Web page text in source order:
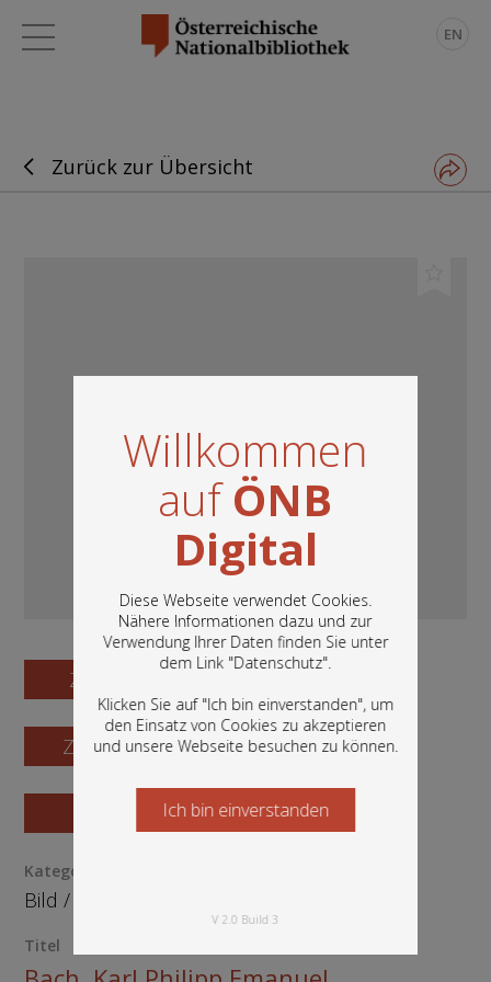
Willkommen
aufÖNB
Digital
Diese Webseite verwendet Cookies.
Nähere Informationen dazu und zur
Verwendung Ihrer Daten finden Sie unter
dem Link "Datenschutz".
Klicken Sie auf "Ich bin einverstanden", um
den Einsatz von Cookies zu akzeptieren
und unsere Webseite besuchen zu können.
In diesem Portal finden Sie die digitalen
Bestände der Österreichischen
Nationalbibliothek: Bücher, Fotografien,
Grafiken und vieles mehr.
Ich bin einverstanden
Starten Sie jetzt
V 2.0 Build 3
EN
Zurück zur Übersicht
Zum Digitalisat
Zum Katalogisat
Zur Vorschau
Kategorie / Medientyp
Bild/
Titel